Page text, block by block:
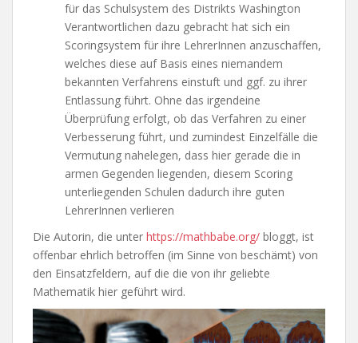
für das Schulsystem des Distrikts Washington
Verantwortlichen dazu gebracht hat sich ein
Scoringsystem für ihre LehrerInnen anzuschaffen,
welches diese auf Basis eines niemandem
bekannten Verfahrens einstuft und ggf. zu ihrer
Entlassung führt. Ohne das irgendeine
Überprüfung erfolgt, ob das Verfahren zu einer
Verbesserung führt, und zumindest Einzelfälle die
Vermutung nahelegen, dass hier gerade die in
armen Gegenden liegenden, diesem Scoring
unterliegenden Schulen dadurch ihre guten
LehrerInnen verlieren
Die Autorin, die unter https://mathbabe.org/ bloggt, ist
offenbar ehrlich betroffen (im Sinne von beschämt) von
den Einsatzfeldern, auf die die von ihr geliebte
Mathematik hier geführt wird.